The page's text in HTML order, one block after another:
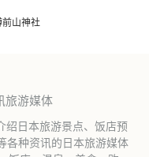
山神社
旅游媒体
绍日本旅游景点、饭店预
各种资讯的日本旅游媒体